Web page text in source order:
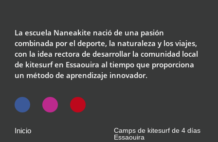
La escuela Naneakite nació de una pasión
combinada por el deporte, la naturaleza y los viajes,
con la idea rectora de desarrollar la comunidad local
de kitesurf en Essaouira al tiempo que proporciona
un método de aprendizaje innovador.
Inicio
Camps de kitesurf de 4 días
Essaouira